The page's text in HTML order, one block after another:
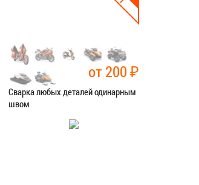
ЗАПИСАТЬСЯ В СЕРВИС
от 200₽
Сварка любых деталей одинарным
швом
Сварочные работы